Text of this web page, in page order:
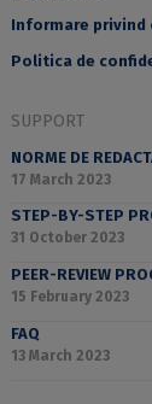
Informare privind
Politica de
SUPPORT
NORME DE
17 March 2023
STEP-BY-STEP
31 October 2023
PEER-REVIEW
15 February 2023
FAQ
13 March 2023